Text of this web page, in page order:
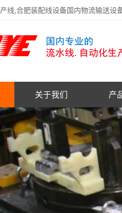
线,合肥装配线设备国内物流输送设
关于我们 产